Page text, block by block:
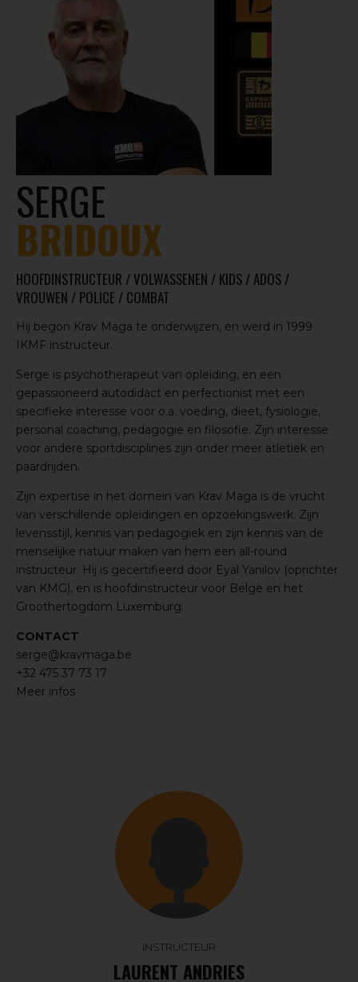
SERGE
BRIDOUX
HOOFDINSTRUCTEUR / VOLWASSENEN / KIDS / ADOS /
VROUWEN / POLICE / COMBAT
Hij begon Krav Maga te onderwijzen, en werd in 1999
IKMF instructeur.
Serge is psychotherapeut van opleiding, en een
gepassioneerd autodidact en perfectionist met een
specifieke interesse voor o.a. voeding, dieet, fysiologie,
personal coaching, pedagogie en filosofie. Zijn interesse
voor andere sportdisciplines zijn onder meer atletiek en
paardrijden.
Zijn expertise in het domein van Krav Maga is de vrucht
van verschillende opleidingen en opzoekingswerk. Zijn
levensstijl, kennis van pedagogiek en zijn kennis van de
menselijke natuur maken van hem een all-round
instructeur. Hij is gecertifieerd door Eyal Yanilov (oprichter
van KMG), en is hoofdinstructeur voor Belgë en het
Groothertogdom Luxemburg.
CONTACT
serge@kravmaga.be
+32 475 37 73 17
Meer infos
INSTRUCTEUR
LAURENT ANDRIES